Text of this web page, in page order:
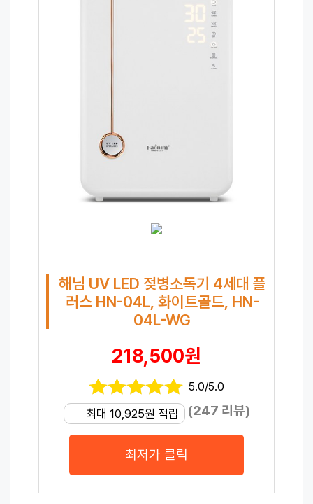
해님 UV LED 젖병소독기 4세대 플
러스 HN-04L, 화이트골드, HN-
04L-WG
218,500원
5.0/5.0
최대 10,925원 적립 (247 리뷰)
최저가 클릭